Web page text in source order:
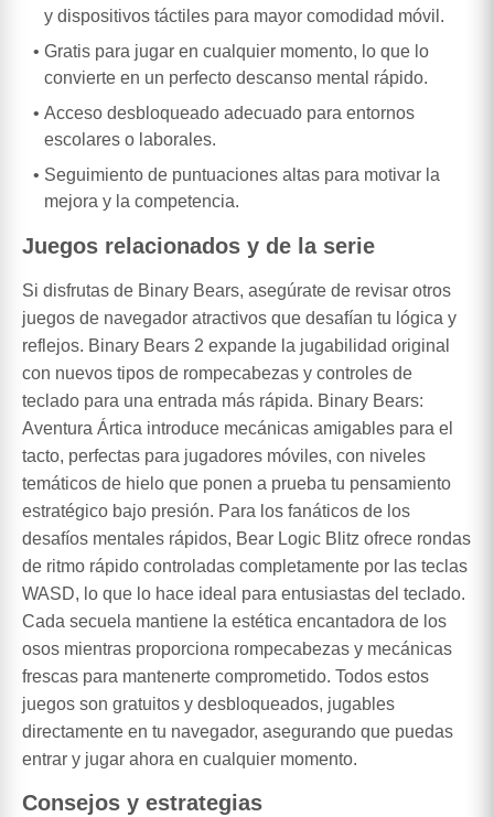
y dispositivos táctiles para mayor comodidad móvil.
Gratis para jugar en cualquier momento, lo que lo
convierte en un perfecto descanso mental rápido.
Acceso desbloqueado adecuado para entornos
escolares o laborales.
Seguimiento de puntuaciones altas para motivar la
mejora y la competencia.
Juegos relacionados y de la serie
Si disfrutas de Binary Bears, asegúrate de revisar otros
juegos de navegador atractivos que desafían tu lógica y
reflejos. Binary Bears 2 expande la jugabilidad original
con nuevos tipos de rompecabezas y controles de
teclado para una entrada más rápida. Binary Bears:
Aventura Ártica introduce mecánicas amigables para el
tacto, perfectas para jugadores móviles, con niveles
temáticos de hielo que ponen a prueba tu pensamiento
estratégico bajo presión. Para los fanáticos de los
desafíos mentales rápidos, Bear Logic Blitz ofrece rondas
de ritmo rápido controladas completamente por las teclas
WASD, lo que lo hace ideal para entusiastas del teclado.
Cada secuela mantiene la estética encantadora de los
osos mientras proporciona rompecabezas y mecánicas
frescas para mantenerte comprometido. Todos estos
juegos son gratuitos y desbloqueados, jugables
directamente en tu navegador, asegurando que puedas
entrar y jugar ahora en cualquier momento.
Consejos y estrategias